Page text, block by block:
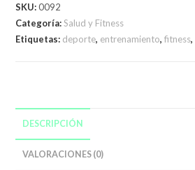
SKU:0092
Categoría:Salud y Fitness
Etiquetas: deporte, entrenamiento,fitness,
DESCRIPCIÓN
VALORACIONES (0)